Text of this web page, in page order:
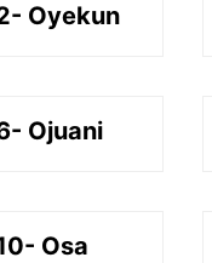
Oyekun
Ojuani
Osa